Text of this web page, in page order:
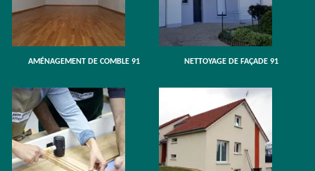
AMÉNAGEMENT DE COMBLE 91 NETTOYAGE DE FAÇADE 91